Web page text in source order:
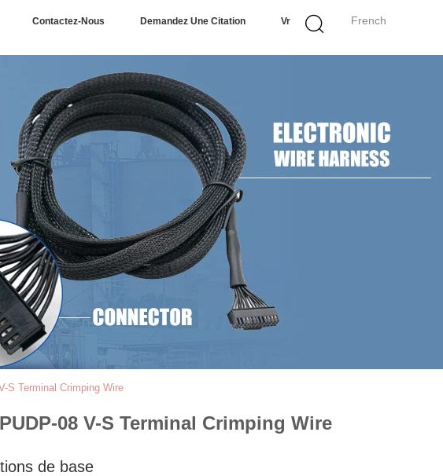
French
Contactez-Nous Demandez Une Citation Vr
S Terminal Crimping Wire
08 V-S Terminal Crimping Wire
de base